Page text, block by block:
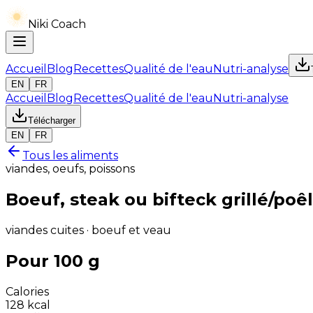
Niki Coach
Accueil BlogRecettesQualité de l'eauNutri-analyse
EN
FR
Accueil BlogRecettesQualité de l'eauNutri-analyse
Télécharger
EN
FR
Tous les aliments
viandes, oeufs, poissons
Boeuf, steak ou bifteck grillé/
viandes cuites · boeuf et veau
Pour 100 g
Calories
128 kcal